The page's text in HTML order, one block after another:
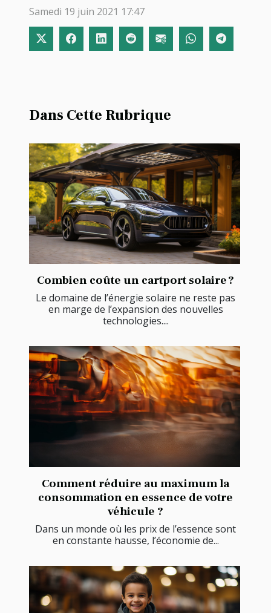
Samedi 19 juin 2021 17:47
Dans Cette Rubrique
Combien coûte un cartport solaire ?
Le domaine de l’énergie solaire ne reste pas
en marge de l’expansion des nouvelles
technologies....
Comment réduire au maximum la
consommation en essence de votre
véhicule ?
Dans un monde où les prix de l’essence sont
en constante hausse, l’économie de...